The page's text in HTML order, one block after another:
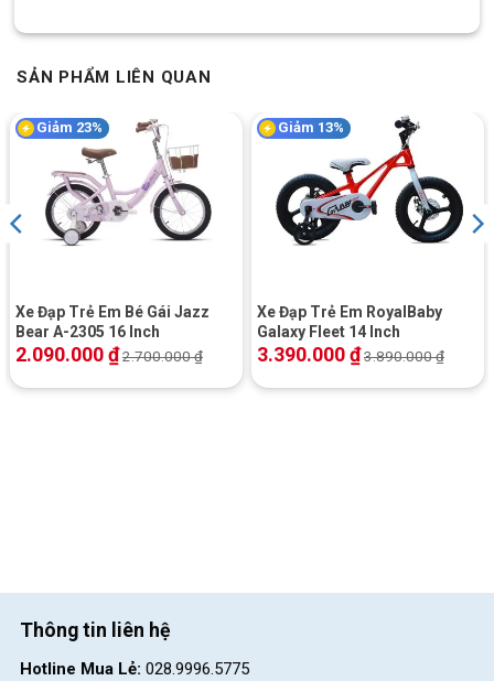
SẢN PHẨM LIÊN QUAN
Giảm 23%
Xe Đạp Trẻ Em Bé Gái Jazz
Bear A-2305 16 Inch
2.090.000₫2.700.000₫
Giảm 13%
Xe Đạp Trẻ Em RoyalBaby
Galaxy Fleet 14 Inch
3.390.000₫3.890.000₫
Thông tin liên hệ
Hotline Mua Lẻ: 028.9996.5775